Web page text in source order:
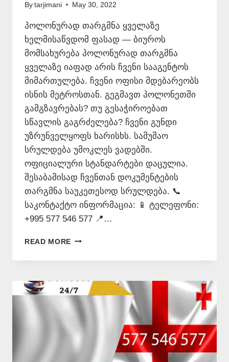
By tarjimani May 30, 2022
პოლონურად თარგმნა ყველაზე
ხელმისაწვდომ ფასად — ბიუროს
მომსახურება პოლონურად თარგმნა
ყველაზე იაფად არის ჩვენი სააგენტოს
მიმართულება. ჩვენი ოფისი მდებარეობს
ისნის მეტროსთან. გეგმავთ პოლონეთში
გამგზავრებას? თუ გესაჭიროებათ
სწავლის გაგრძელება? ჩვენი გუნდი
უზრუნველყოფს ხარისხს. სამუშაო
სრულდება უმოკლეს ვადებში.
ოფიციალური სტანდარტები დაცულია.
შესაბამისად ჩვენთან დოკუმენტების
თარგმნა საუკეთესოდ სრულდება. 📞
საკონტაქტო ინფორმაცია: 📱 ტელეფონი:
+995 577 546 577 📍…
READ MORE ᲞᲝᲚᲝᲜᲣᲠᲐᲓ
ᲧᲕᲔᲚᲐᲖᲔ
–
577